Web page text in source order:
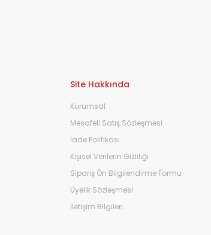
Site Hakkında
Kurumsal
Mesafeli Satış Sözleşmesi
İade Politikası
Kişisel Verilerin Gizliliği
Sipariş Ön Bilgilendirme Formu
Üyelik Sözleşmesi
İletişim Bilgileri